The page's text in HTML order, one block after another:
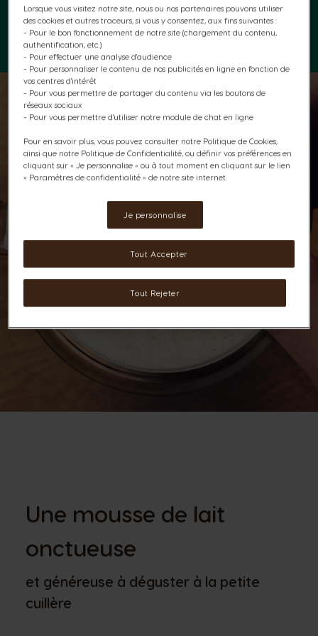
conçue pour vous offrir une expérience café de qualité riche
en saveurs. Commandez dès maintenant votre pack
Cappuccino NEO par NESCAFÉ® Dolce Gusto® et laissez-
vous séduire par cette boisson incontournable.
Une mousse de lait
onctueuse
et généreuse à déguster à la petite
cuillère
Lorsque vous visitez notre site, nous ou nos partenaires pouvons utiliser
des cookies et autres traceurs, si vous y consentez, aux fins suivantes :
- Pour le bon fonctionnement de notre site (chargement du contenu,
authentification, etc.)
- Pour effectuer une analyse d'audience
- Pour personnaliser le contenu de nos publicités en ligne en fonction de
vos centres d'intérêt
- Pour vous permettre de partager du contenu via les boutons de
réseaux sociaux
- Pour vous permettre d'utiliser notre module de chat en ligne
Pour en savoir plus, vous pouvez consulter notre Politique de Cookies,
ainsi que notre Politique de Confidentialité, ou définir vos préférences en
cliquant sur « Je personnalise » ou à tout moment en cliquant sur le lien
« Paramètres de confidentialité » de notre site internet.
Je personnalise
Tout Rejeter
Tout Accepter